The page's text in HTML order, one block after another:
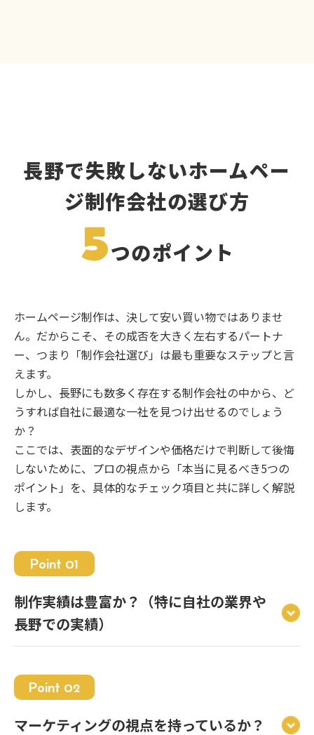
長野で失敗しないホームペー
ジ制作会社の選び方
5つのポイント
ホームページ制作は、決して安い買い物ではありませ
ん。だからこそ、その成否を大きく左右するパートナ
ー、つまり「制作会社選び」は最も重要なステップと言
えます。
しかし、長野にも数多く存在する制作会社の中から、ど
うすれば自社に最適な一社を見つけ出せるのでしょう
か？
ここでは、表面的なデザインや価格だけで判断して後悔
しないために、プロの視点から「本当に見るべき5つの
ポイント」を、具体的なチェック項目と共に詳しく解説
します。
Point 01
制作実績は豊富か？（特に自社の業界や
長野での実績）
Point 02
マーケティングの視点を持っているか？